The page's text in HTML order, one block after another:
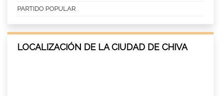
PARTIDO POPULAR
LOCALIZACIÓN DE LA CIUDAD DE CHIVA